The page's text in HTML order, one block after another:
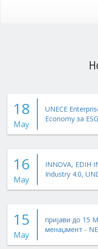
18
May
UNECE
Economy за
16
May
INNOVA, EDIH
Industry 4.0,
15
May
пријави до 15
менаџмент -